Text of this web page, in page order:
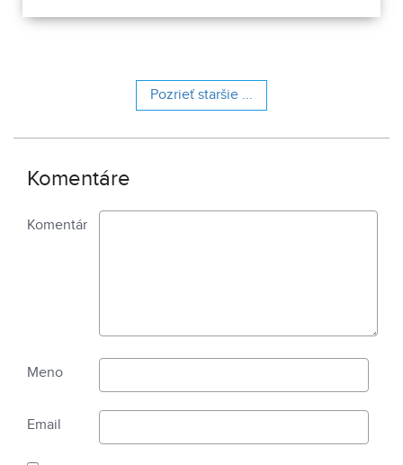
Pozrieť staršie ...
Komentáre
Komentár
Meno
Email